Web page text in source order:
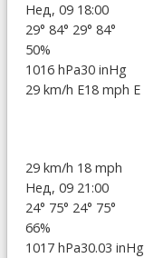
Нед, 09 18:00
29° 84° 29° 84°
50%
1016 hPa30 inHg
29 km/h E18 mph E
29 km/h 18 mph
Нед, 09 21:00
24° 75° 24° 75°
66%
1017 hPa30.03 inHg